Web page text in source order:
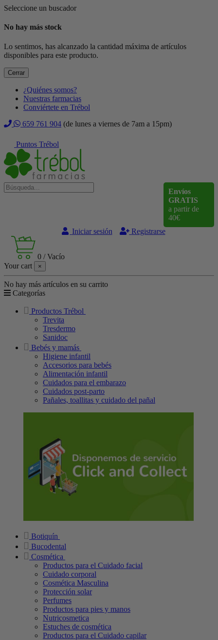
Seleccione un buscador
No hay más stock
Lo sentimos, has alcanzado la cantidad máxima de artículos
disponibles para este producto.
Cerrar
¿Quiénes somos?
Nuestras farmacias
Conviértete en Trébol
659 761 904 (de lunes a viernes de 7am a 15pm)
Puntos Trébol
Envíos
GRATIS
a partir de
40€
Iniciar sesión
Registrarse
0 /Vacío
Your cart
×
No hay más artículos en su carrito
Categorías
Productos Trébol
Trevita
Tresdermo
Sanidoc
Bebés y mamás
Higiene infantil
Accesorios para bebés
Alimentación infantil
Cuidados para el embarazo
Cuidados post-parto
Pañales, toallitas y cuidado del pañal
Botiquín
Bucodental
Cosmética
Productos para el Cuidado facial
Cuidado corporal
Cosmética Masculina
Protección solar
Perfumes
Productos para pies y manos
Nutricosmetica
Estuches de cosmética
Productos para el Cuidado capilar